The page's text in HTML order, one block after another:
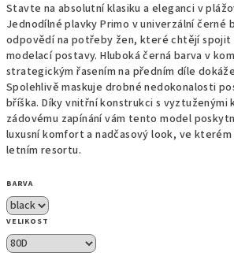
Stavte na absolutní klasiku a eleganci v
Jednodílné plavky Primo v univerzální černé
odpovědí na potřeby žen, které chtějí spojit
modelací postavy. Hluboká černá barva v
strategickým řasením na předním díle
Spolehlivě maskuje drobné nedokonalosti
bříška. Díky vnitřní konstrukci s vyztuženými
zádovému zapínání vám tento model
luxusní komfort a nadčasový look, ve
letním resortu.
BARVA
VELIKOST